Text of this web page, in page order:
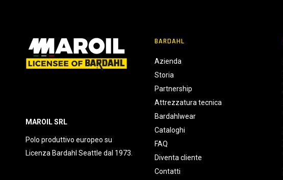
MAROIL SRL
Polo produttivo europeo su
Licenza Bardahl Seattle dal 1973.
BARDAHL
Azienda
Storia
Partnership
Attrezzatura tecnica
Bardahlwear
Cataloghi
FAQ
Diventa cliente
Contatti